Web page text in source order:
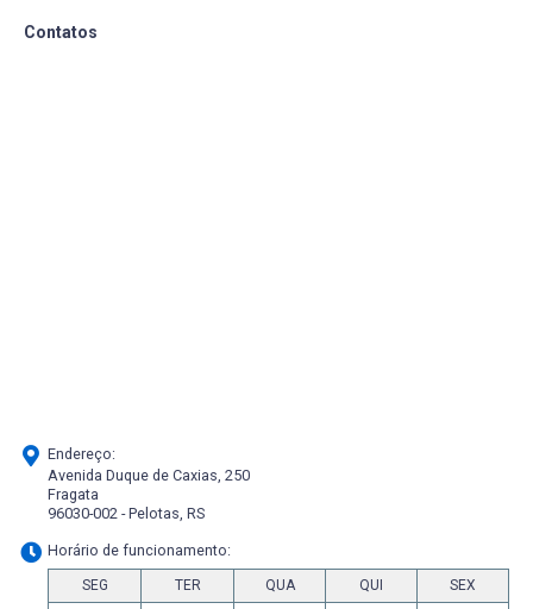
Contatos
Endereço:
Avenida Duque de Caxias, 250
Fragata
96030-002 - Pelotas, RS
Horário de funcionamento:
SEG TER QUA QUI
SEX